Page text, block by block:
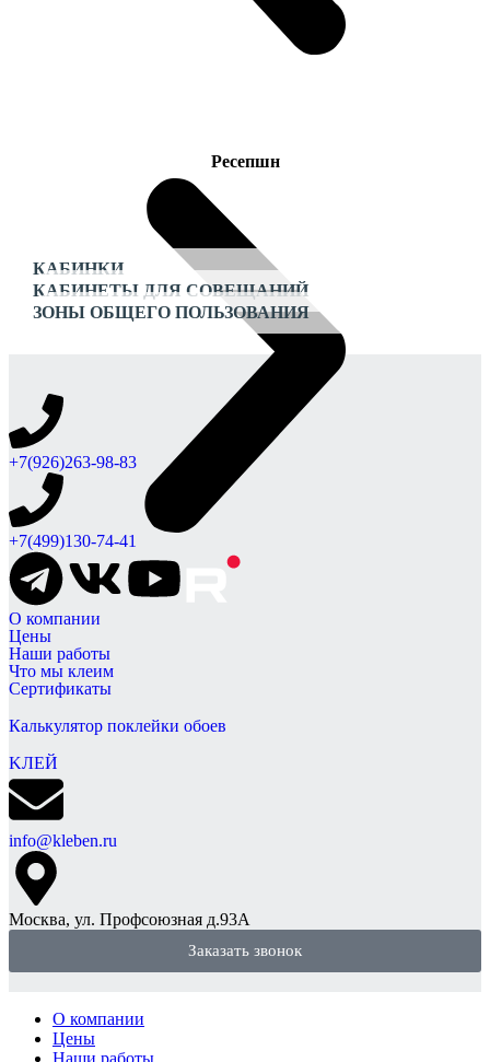
Ресепшн
КАБИНКИ
КАБИНЕТЫ ДЛЯ СОВЕЩАНИЙ
ЗОНЫ ОБЩЕГО ПОЛЬЗОВАНИЯ
+7(926)263-98-83
+7(499)130-74-41
О компании
Цены
Наши работы
Что мы клеим
Сертификаты
Калькулятор поклейки обоев
KЛЕЙ
info@kleben.ru
Москва, ул. Профсоюзная д.93А
Заказать звонок
О компании
Цены
Наши работы